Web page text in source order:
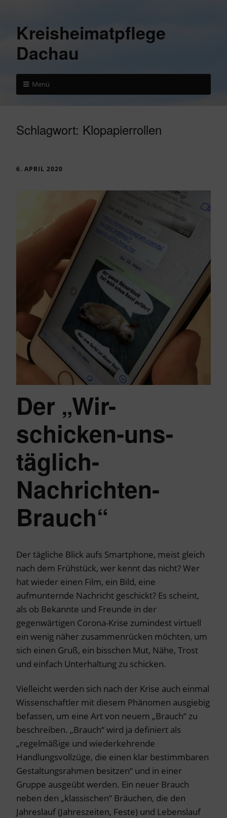
Kreisheimatpflege
Dachau
Menü
Schlagwort: Klopapierrollen
6. APRIL 2020
Der „Wir-
schicken-uns-
täglich-
Nachrichten-
Brauch“
Der tägliche Blick aufs Smartphone, meist gleich
nach dem Frühstück, wer kennt das nicht? Wer
hat wieder einen Film, ein Bild, eine
aufmunternde Nachricht geschickt? Es scheint,
als ob Bekannte und Freunde in der
gegenwärtigen Corona-Krise zumindest virtuell
ein wenig näher zusammenrücken möchten, um
sich einen Gruß, ein bisschen Mut, Nähe, Trost
und einfach Unterhaltung zu schicken.
Vielleicht werden sich nach der Krise auch einmal
Wissenschaftler mit diesem Phänomen ausgiebig
befassen, um eine Art von neuem „Brauch“ zu
beschreiben. „Brauch“ wird ja definiert als
„regelmäßige und wiederkehrende
Handlungsvollzüge, die einen klar bestimmbaren
Gestaltungsrahmen besitzen“ und in einer
Gruppe ausgeübt werden. Ein neuer Brauch
neben den „klassischen“ Bräuchen, die den
Jahreslauf (Jahreszeiten, Feste) und Lebenslauf